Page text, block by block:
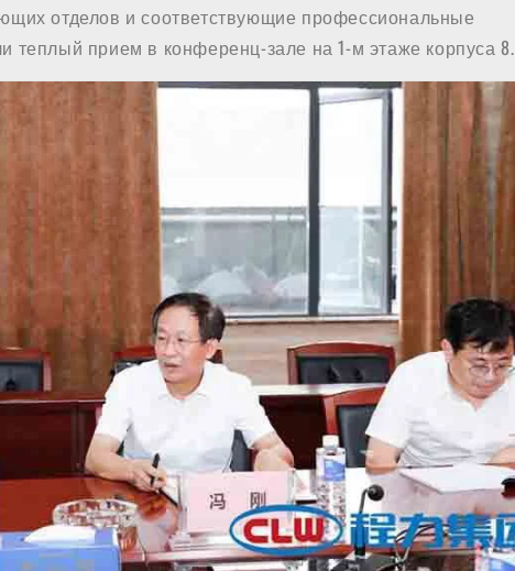
отделов и соответствующие профессиональные
теплый прием в конференц-зале на 1-м этаже корпуса 8.